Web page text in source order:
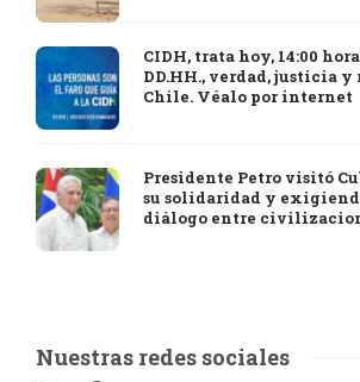
CIDH, trata hoy, 14:00
DD.HH., verdad, justicia
Chile. Véalo por internet
Presidente Petro visitó
su solidaridad y
diálogo entre
Nuestras redes sociales